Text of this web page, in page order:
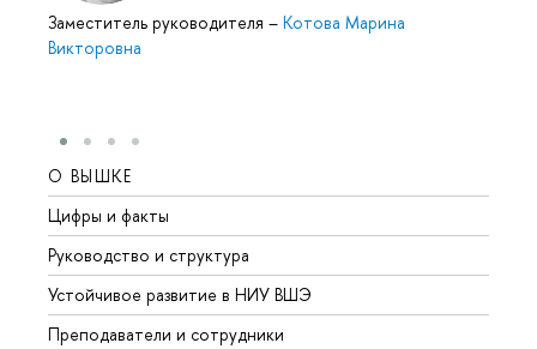
Заместитель руководителя – Котова Марина
Викторовна
О ВЫШКЕ
Цифры и факты
Руководство и структура
Устойчивое развитие в НИУ ВШЭ
Преподаватели и сотрудники